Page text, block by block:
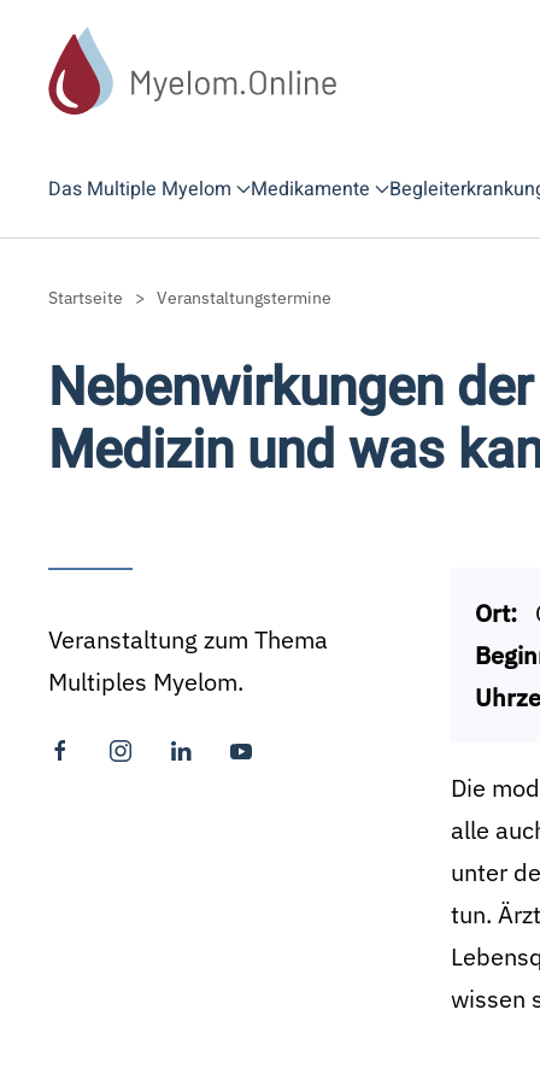
Zum Hauptinhalt springen
Das Multiple Myelom Medikamente
Startseite Veranstaltungstermine
Nebenwirkungen
Medizin und was
Veranstaltung zum Thema
Multiples Myelom.
Ort:
Die
alle
unter
tun.
wissen